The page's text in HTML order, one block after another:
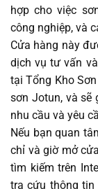
hợp cho việc
công nghiệp, và
Cửa hàng này
dịch vụ tư vấn
tại Tổng Kho
sơn Jotun, và sẽ
nhu cầu và yêu
Nếu bạn quan
chỉ và giờ mở
tìm kiếm trên
tra cứu thông tin